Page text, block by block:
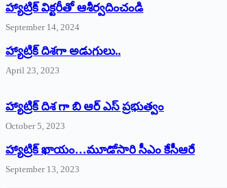
హ్యాట్రిక్‌ ‌విక్టరీతో ఆశీర్వదించండి
September 14, 2024
‌హ్యాట్రిక్‌ ‌దిశగా అడుగులు..
April 23, 2023
హ్యాట్రిక్ దిశ గా బి ఆర్ ఎస్ ప్రభుత్వం
October 5, 2023
హ్యాట్రిక్‌ ‌ఖాయం…మూడోసారి సీఎం కేసీఆరే
September 13, 2023